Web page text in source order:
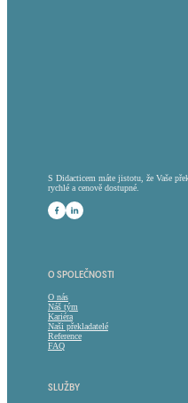
S Didacticem máte jistotu, že Vaše
rychlé a cenově dostupné.
Sledute nás na Facebooku
Sledujte nás na LinkedInu
O SPOLEČNOSTI
O nás
Náš tým
Kariéra
Naši překladatelé
Reference
FAQ
SLUŽBY